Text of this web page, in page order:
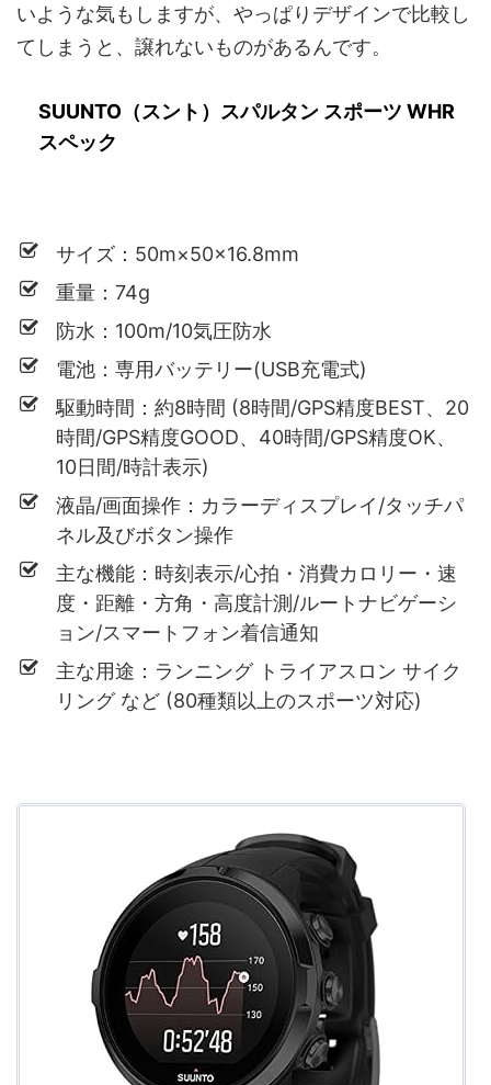
いような気もしますが、やっぱりデザインで比較し
てしまうと、譲れないものがあるんです。
SUUNTO（スント）スパルタン スポーツ WHR
スペック
サイズ：50m×50×16.8mm
重量：74g
防水：100m/10気圧防水
電池：専用バッテリー(USB充電式)
駆動時間：約8時間 (8時間/GPS精度BEST、20
時間/GPS精度GOOD、40時間/GPS精度OK、
10日間/時計表示)
液晶/画面操作：カラーディスプレイ/タッチパ
ネル及びボタン操作
主な機能：時刻表示/心拍・消費カロリー・速
度・距離・方角・高度計測/ルートナビゲーシ
ョン/スマートフォン着信通知
主な用途：ランニング トライアスロン サイク
リング など (80種類以上のスポーツ対応)